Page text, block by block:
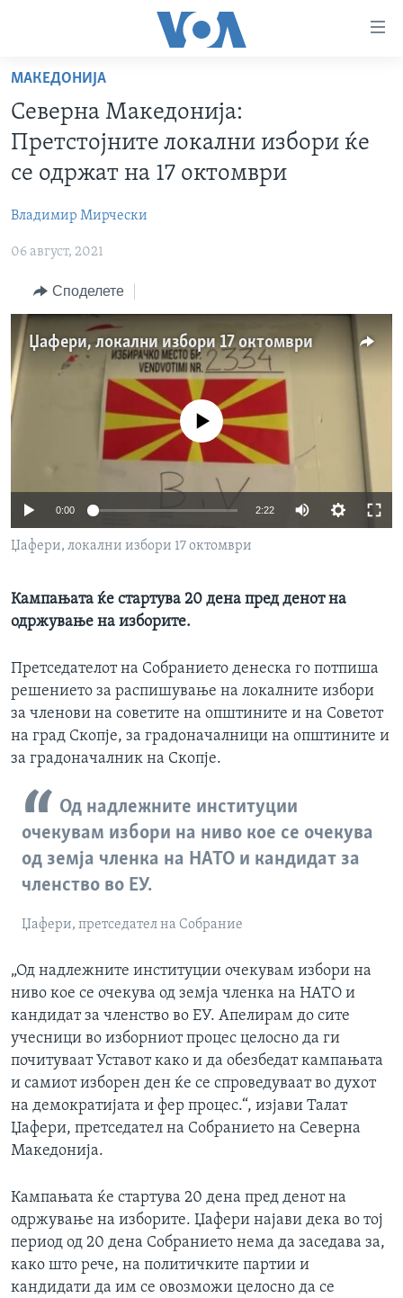
пристапност
Премини
на
главната
содржина
Премини
до
за
навигација
Пребарувај
РУБРИКИ
СВЕТ
ЕКОНОМИЈА
ПОЛИТИКА
ЗДРАВЈЕ
НАУКА
УМЕТНОСТ И ЗАБАВА
ФОТОГАЛЕРИИ
АРХИВИРАНА ПРОГРАМА
NEWSFLASH - АРХИВА
ВЕСТИ ОД САД ВО МИНУТА - АРХИВА
ИЗБОРИ ВО САД 2020 - АРХИВА
ЗА НАС
НАКУСО...
МАКЕДОНИЈА
Северна Македонија:
Претстојните локални избори ќе
се одржат на 17 октомври
Владимир Мирчески
06 август, 2021
Споделете
Џафери, локални избори 17 октомври
No media source currently available
0:00 2:22
Џафери, локални избори 17 октомври
Кампањата ќе стартува 20 дена пред денот на
одржување на изборите.
Претседателот на Собранието денеска го потпиша
решението за распишување на локалните избори
за членови на советите на општините и на Советот
на град Скопје, за градоначалници на општините и
за градоначалник на Скопје.
Од надлежните институции
очекувам избори на ниво кое се очекува
од земја членка на НАТО и кандидат за
членство во ЕУ.
Џафери, претседател на Собрание
„Од надлежните институции очекувам избори на
ниво кое се очекува од земја членка на НАТО и
кандидат за членство во ЕУ. Апелирам до сите
учесници во изборниот процес целосно да ги
почитуваат Уставот како и да обезбедат кампањата
и самиот изборен ден ќе се спроведуваат во духот
на демократијата и фер процес.“, изјави Талат
Џафери, претседател на Собранието на Северна
Македонија.
Кампањата ќе стартува 20 дена пред денот на
одржување на изборите. Џафери најави дека во тој
период од 20 дена Собранието нема да заседава за,
како што рече, на политичките партии и
кандидати да им се овозможи целосно да се